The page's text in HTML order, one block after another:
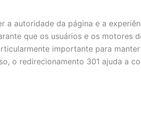
a autoridade da página e a
que os usuários e os motores
importante para
o redirecionamento 301 ajuda a